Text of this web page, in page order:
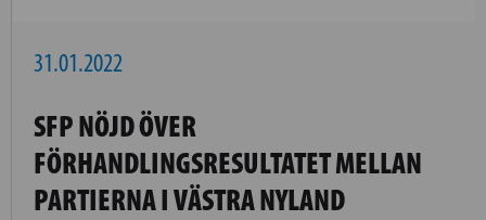
31.01.2022
SFP NÖJD ÖVER
FÖRHANDLINGSRESULTATET MELLAN
PARTIERNA I VÄSTRA NYLAND